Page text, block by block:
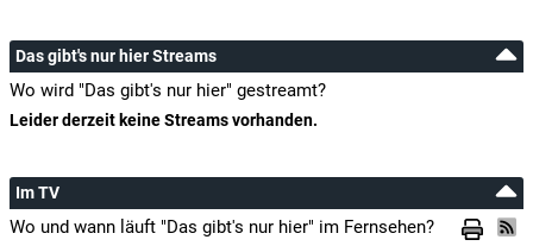
Das gibt's nur hier Streams
Wo wird "Das gibt's nur hier" gestreamt?
Leider derzeit keine Streams vorhanden.
Im TV
Wo und wann läuft "Das gibt's nur hier" im Fernsehen?